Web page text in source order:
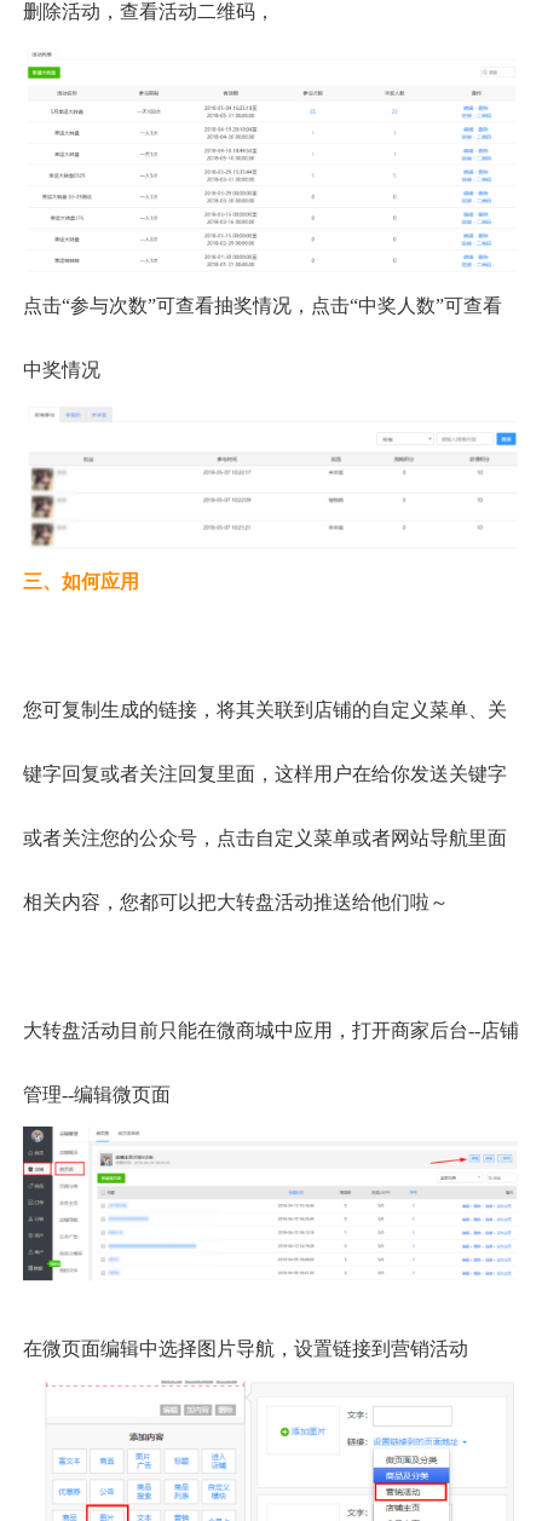
删除活动，查看活动二维码，
点击“参与次数”可查看抽奖情况，点击“中奖人数”可查看
中奖情况
三、如何应用
您可复制生成的链接，将其关联到店铺的自定义菜单、关
键字回复或者关注回复里面，这样用户在给你发送关键字
或者关注您的公众号，点击自定义菜单或者网站导航里面
相关内容，您都可以把大转盘活动推送给他们啦～
大转盘活动目前只能在微商城中应用，打开商家后台--店铺
管理--编辑微页面
在微页面编辑中选择图片导航，设置链接到营销活动